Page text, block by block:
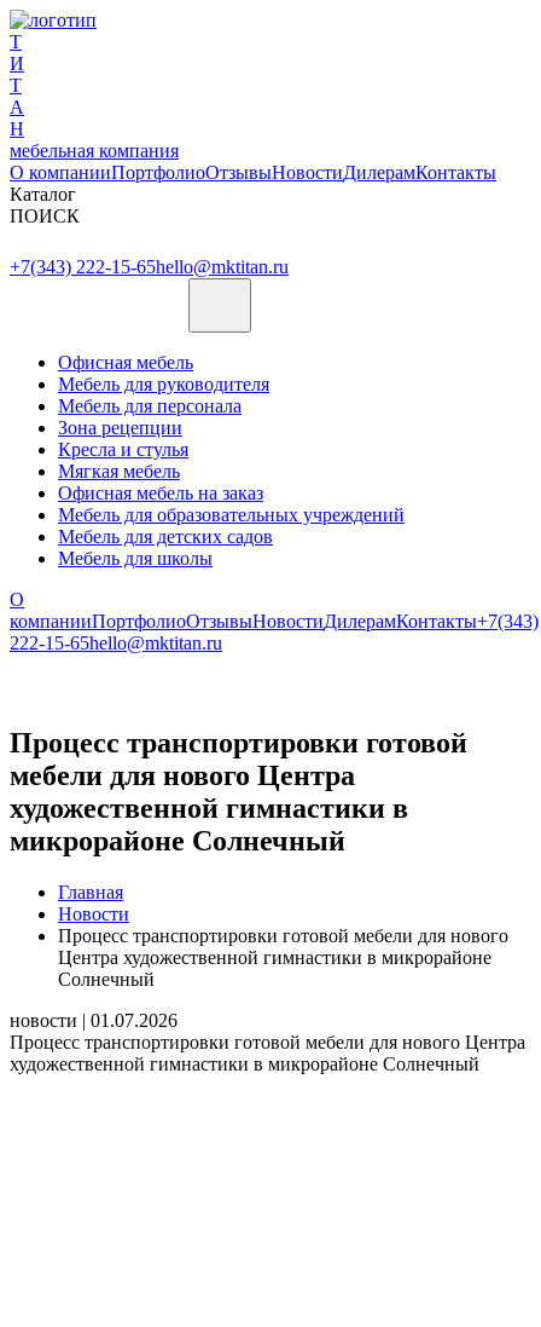
Т
И
Т
А
Н
мебельная компания
О компанииПортфолиоОтзывыНовостиДилерамКонтакты
Каталог
ПОИСК
+7(343) 222-15-65hello@mktitan.ru
Офисная мебель
Мебель для руководителя
Мебель для персонала
Зона рецепции
Кресла и стулья
Мягкая мебель
Офисная мебель на заказ
Мебель для образовательных учреждений
Мебель для детских садов
Мебель для школы
О
компанииПортфолиоОтзывыНовостиДилерамКонтакты+7(343)
222-15-65hello@mktitan.ru
Процесс транспортировки готовой
мебели для нового Центра
художественной гимнастики в
микрорайоне Солнечный
Главная
Новости
Процесс транспортировки готовой мебели для нового
Центра художественной гимнастики в микрорайоне
Солнечный
новости | 01.07.2026
Процесс транспортировки готовой мебели для нового Центра
художественной гимнастики в микрорайоне Солнечный